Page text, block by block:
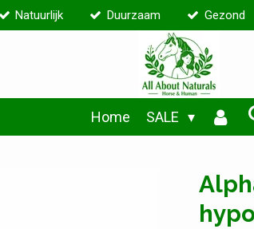
Natuurlijk Duurzaam Gezond
Home SALE